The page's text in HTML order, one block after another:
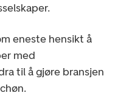
eneste hensikt å
med
til å gjøre bransjen